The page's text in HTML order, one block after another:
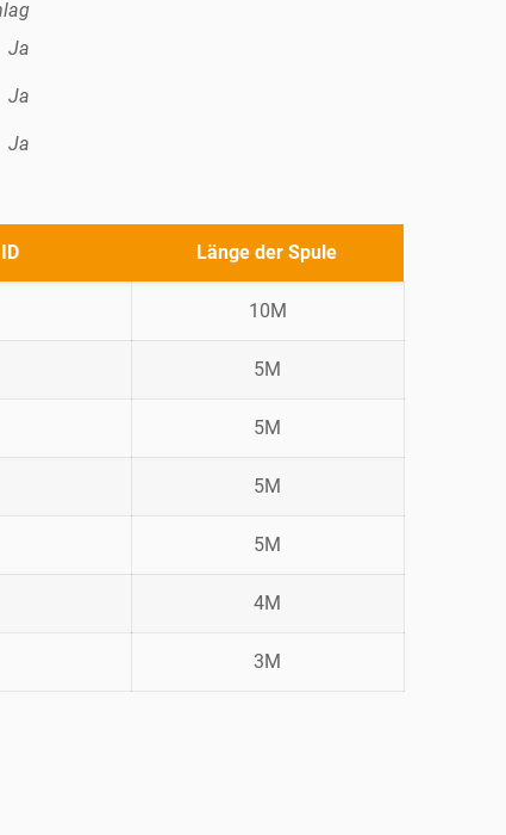
Ja
Ja
Ja
Länge der Spule
10M
5M
5M
5M
5M
4M
3M